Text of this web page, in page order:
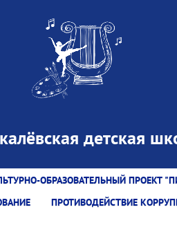
детская
ОБРАЗОВАТЕЛЬНЫЙ ПРОЕКТ
ПРОТИВОДЕЙСТВИЕ